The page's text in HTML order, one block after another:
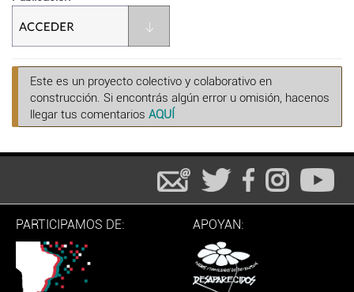
Este es un proyecto colectivo y colaborativo en
construcción. Si encontrás algún error u omisión, hacenos
llegar tus comentarios AQUÍ
PARTICIPAMOS DE: APOYAN: